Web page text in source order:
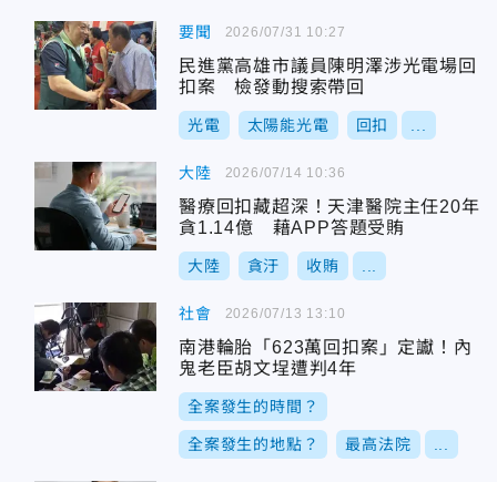
要聞
民進黨高雄市議員陳明澤涉光電場回
扣案 檢發動搜索帶回
光電 太陽能光電 回扣
2026/07/31 10:27
大陸
醫療回扣藏超深！天津醫院主任20年
貪1.14億 藉APP答題受賄
大陸 貪汙 收賄
2026/07/14 10:36
社會
南港輪胎「623萬回扣案」定讞！內
鬼老臣胡文埕遭判4年
全案發生的時間？
全案發生的地點？ 最高法院
2026/07/13 13:10